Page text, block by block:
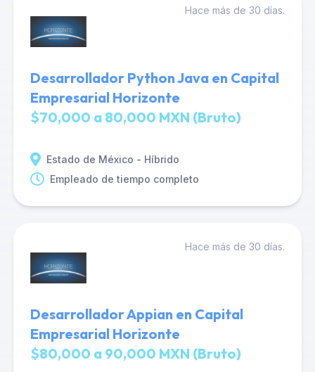
Hace más de 30 días.
Desarrollador Python Java en Capital
Empresarial Horizonte
$70,000 a 80,000 MXN (Bruto)
Estado de México - Híbrido
Empleado de tiempo completo
Hace más de 30 días.
Desarrollador Appian en Capital
Empresarial Horizonte
$80,000 a 90,000 MXN (Bruto)